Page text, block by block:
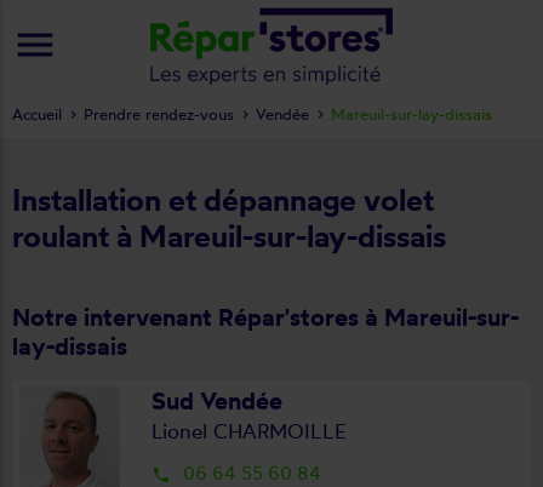
Installation et dépannage volet
roulant à Mareuil-sur-lay-dissais
Notre intervenant Répar'stores à Mareuil-sur-
lay-dissais
Sud Vendée
Lionel CHARMOILLE
local_phone 06 64 55 60 84
Accueil Prendre rendez-vous Vendée Mareuil-sur-lay-dissais
menu